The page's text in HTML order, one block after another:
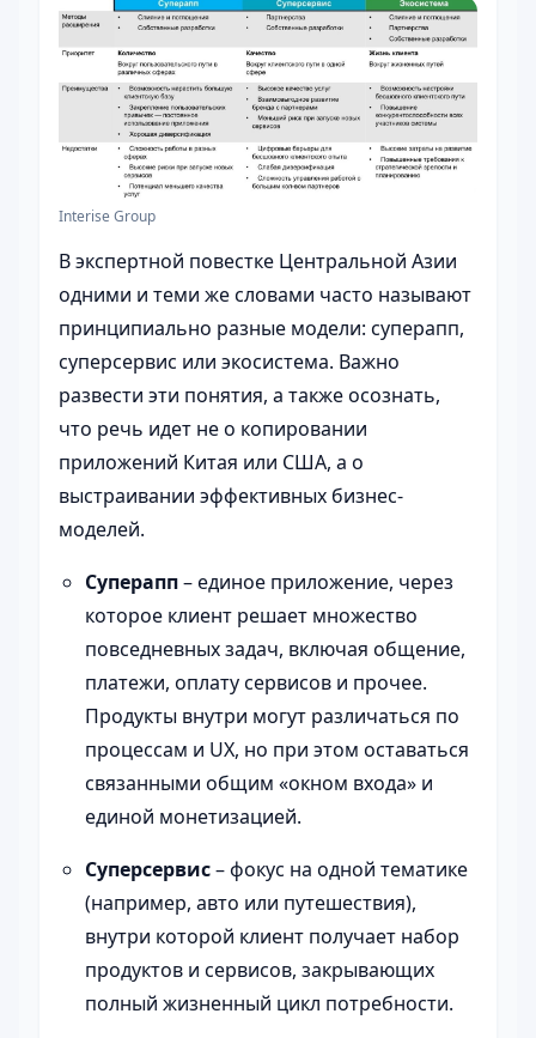
Interise Group
В экспертной повестке Центральной Азии
одними и теми же словами часто называют
принципиально разные модели: суперапп,
суперсервис или экосистема. Важно
развести эти понятия, а также осознать,
что речь идет не о копировании
приложений Китая или США, а о
выстраивании эффективных бизнес-
моделей.
Суперапп– единое приложение, через
которое клиент решает множество
повседневных задач, включая общение,
платежи, оплату сервисов и прочее.
Продукты внутри могут различаться по
процессам и UX, но при этом оставаться
связанными общим «окном входа» и
единой монетизацией.
Суперсервис– фокус на одной тематике
(например, авто или путешествия),
внутри которой клиент получает набор
продуктов и сервисов, закрывающих
полный жизненный цикл потребности.